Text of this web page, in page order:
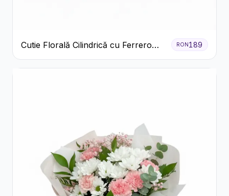
Cutie Florală Cilindrică cu Ferrero
Rocher și Trandafiri Pastel
RON189